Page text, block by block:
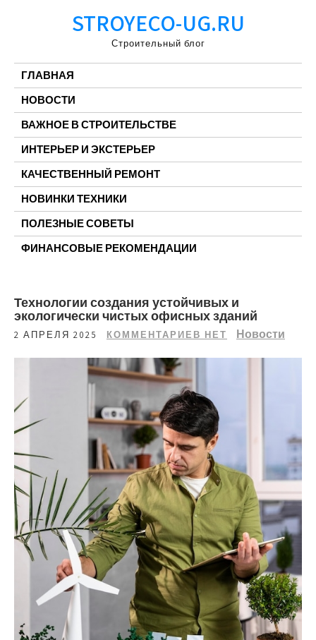
STROYECO-UG.RU
Строительный блог
ГЛАВНАЯ
НОВОСТИ
ВАЖНОЕ В СТРОИТЕЛЬСТВЕ
ИНТЕРЬЕР И ЭКСТЕРЬЕР
КАЧЕСТВЕННЫЙ РЕМОНТ
НОВИНКИ ТЕХНИКИ
ПОЛЕЗНЫЕ СОВЕТЫ
ФИНАНСОВЫЕ РЕКОМЕНДАЦИИ
Технологии создания устойчивых и
экологически чистых офисных зданий
2 АПРЕЛЯ 2025 КОММЕНТАРИЕВ НЕТ Новости